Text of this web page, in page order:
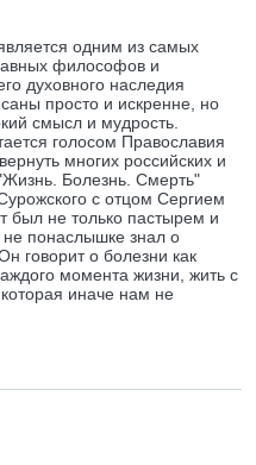
одним из самых
философов и
духовного наследия
просто и искренне, но
смысл и мудрость.
голосом Православия
многих российских и
Болезнь. Смерть"
с отцом Сергием
был не только пастырем и
понаслышке знал о
говорит о болезни как
момента жизни, жить с
иначе нам не